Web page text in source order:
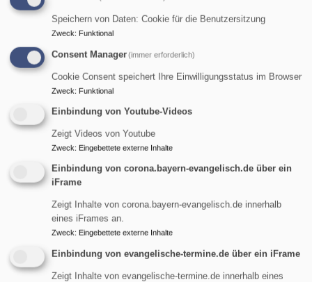
So, 9.8. 10:30 Uhr
Gottesdienst
Pfarrerin Birgit Schiel
Speichern von Daten: Cookie für die Benutzersitzung
Zweck: Funktional
Consent Manager(immer erforderlich)
Cookie Consent speichert Ihre Einwilligungsstatus im Browser
Zweck: Funktional
Einbindung von Youtube-Videos
Zeigt Videos von Youtube
Zweck: Eingebettete externe Inhalte
Einbindung von corona.bayern-evangelisch.de über ein
iFrame
Zeigt Inhalte von corona.bayern-evangelisch.de innerhalb
eines iFrames an.
Zweck: Eingebettete externe Inhalte
Einbindung von evangelische-termine.de über ein iFrame
Zeigt Inhalte von evangelische-termine.de innerhalb eines